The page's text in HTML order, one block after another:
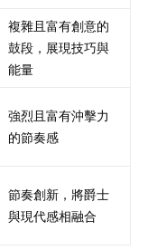
複雜且富有創意的
鼓段，展現技巧與
能量
強烈且富有沖擊力
的節奏感
節奏創新，將爵士
與現代感相融合